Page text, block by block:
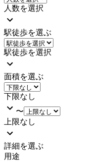
人数を選択
駅徒歩を選ぶ
駅徒歩を選択
面積を選ぶ
下限なし
〜
上限なし
詳細を選ぶ
用途